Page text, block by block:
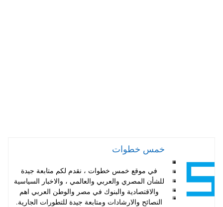
خمس خطوات
في موقع خمس خطوات ، نقدم لكم متابعة جيدة
للشأن المصري والعربي والعالمي ، والاخبار السياسية
والاقتصادية والبنوك في مصر والوطن العربي اهم
النصائح والارشادات ومتابعة جيدة للتطورات الجارية.